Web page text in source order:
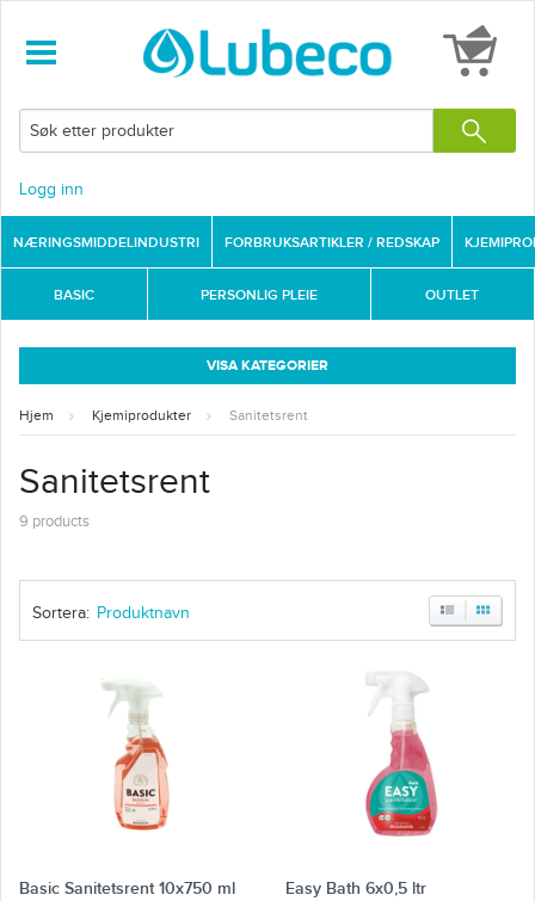
Logg inn
NÆRINGSMIDDELINDUSTRI FORBRUKSARTIKLER / REDSKAP
BASIC PERSONLIG PLEIE OUTLET
VISA KATEGORIER
Hjem Kjemiprodukter Sanitetsrent
Sanitetsrent
9 products
Sortera:
Basic Sanitetsrent 10x750 ml Easy Bath 6x0,5 ltr